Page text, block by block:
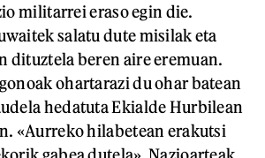
militarrei eraso egin die.
salatu dute misilak eta
dituztela beren aire eremuan.
ohartarazi du ohar batean
hedatuta Ekialde Hurbilean
«Aurreko hilabetean erakutsi
gabea dutela». Nazioarteak,